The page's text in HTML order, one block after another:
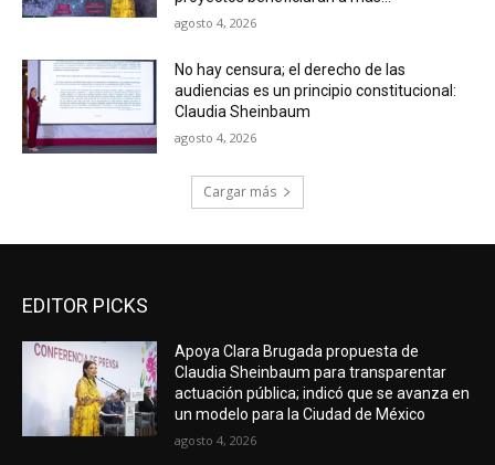
agosto 4, 2026
No hay censura; el derecho de las
audiencias es un principio constitucional:
Claudia Sheinbaum
agosto 4, 2026
Cargar más
EDITOR PICKS
Apoya Clara Brugada propuesta de
Claudia Sheinbaum para transparentar
actuación pública; indicó que se avanza en
un modelo para la Ciudad de México
agosto 4, 2026